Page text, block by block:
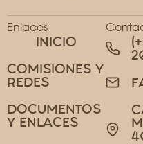
Enlaces
INICIO
COMISIONES Y
REDES
DOCUMENTOS
Y ENLACES